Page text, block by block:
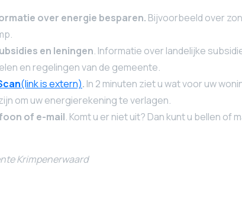
over energie besparen. Bijvoorbeeld over
en leningen. Informatie over landelijke
en regelingen van de gemeente.
(link is extern). In 2 minuten ziet u wat voor uw
om uw energierekening te verlagen.
of e-mail. Komt u er niet uit? Dan kunt u bellen of
Krimpenerwaard